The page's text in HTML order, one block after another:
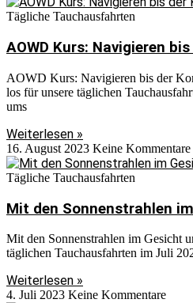
Tägliche Tauchausfahrten
AOWD Kurs: Navigieren
AOWD Kurs: Navigieren bis der
los für unsere täglichen
ums
Weiterlesen »
16. August 2023 Keine Kommentare
Tägliche Tauchausfahrten
Mit den Sonnenstrahlen
Mit den Sonnenstrahlen im Gesicht
täglichen Tauchausfahrten im Juli
Weiterlesen »
4. Juli 2023 Keine Kommentare